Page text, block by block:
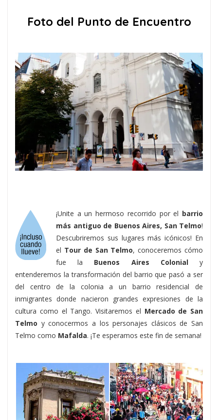
Foto del Punto de Encuentro
¡Unite a un hermoso recorrido por el barrio
más antiguo de Buenos Aires, San Telmo!
Descubriremos sus lugares más icónicos! En
el Tour de San Telmo, conoceremos cómo
fue la Buenos Aires Colonialy
entenderemos la transformación del barrio que pasó a ser
del centro de la colonia a un barrio residencial de
inmigrantes donde nacieron grandes expresiones de la
cultura como el Tango. Visitaremos el Mercado de San
Telmo y conocermos a los personajes clásicos de San
Telmo como Mafalda. ¡Te esperamos este fin de semana!